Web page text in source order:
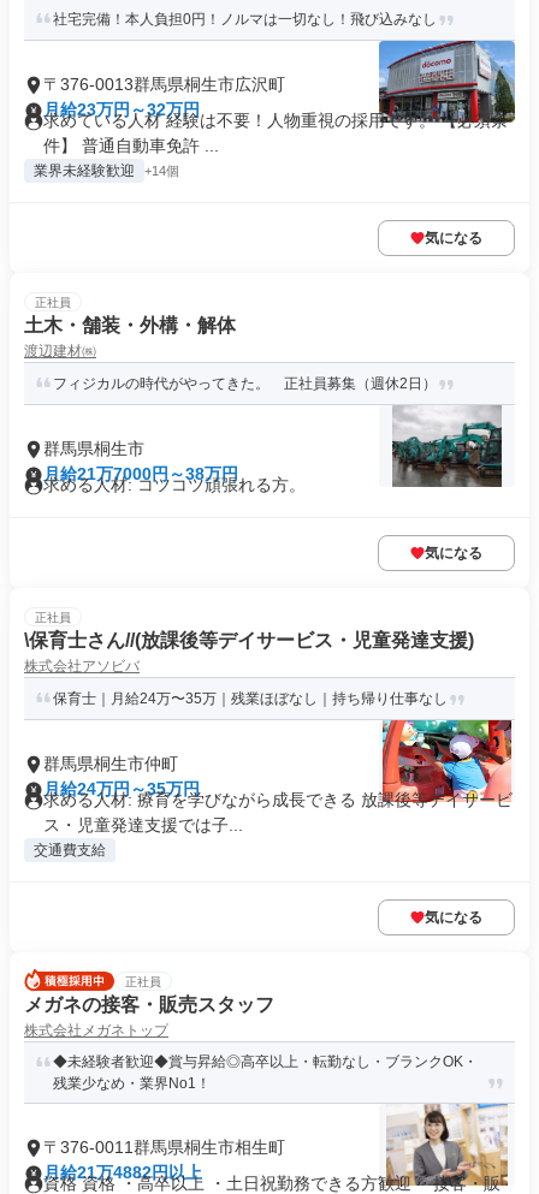
社宅完備！本人負担0円！ノルマは一切なし！飛び込みなし
〒376-0013群馬県桐生市広沢町
月給23万円～32万円
求めている人材 経験は不要！人物重視の採用です。 【必須条
件】 普通自動車免許 ...
業界未経験歓迎 +14個
気になる
正社員
土木・舗装・外構・解体
渡辺建材㈱
フィジカルの時代がやってきた。 正社員募集（週休2日）
群馬県桐生市
月給21万7000円～38万円
求める人材: コツコツ頑張れる方。
気になる
正社員
\保育士さん//(放課後等デイサービス・児童発達支援)
株式会社アソビバ
保育士｜月給24万〜35万｜残業ほぼなし｜持ち帰り仕事なし
群馬県桐生市仲町
月給24万円～35万円
求める人材: 療育を学びながら成長できる 放課後等デイサービ
ス・児童発達支援では子...
交通費支給
気になる
正社員
メガネの接客・販売スタッフ
株式会社メガネトップ
◆未経験者歓迎◆賞与昇給◎高卒以上・転勤なし・ブランクOK・
残業少なめ・業界No1！
〒376-0011群馬県桐生市相生町
月給21万4882円以上
資格 資格 ・高卒以上 ・土日祝勤務できる方歓迎 ・接客・販